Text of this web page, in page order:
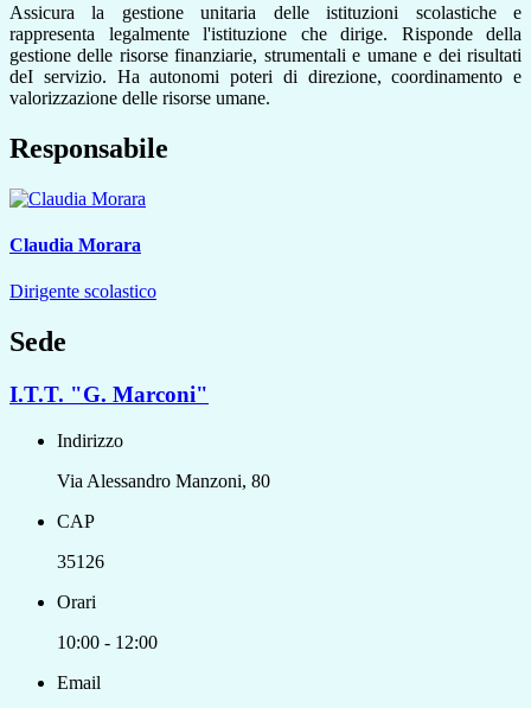
Assicura la gestione unitaria delle istituzioni scolastiche e
rappresenta legalmente l'istituzione che dirige. Risponde della
gestione delle risorse finanziarie, strumentali e umane e dei risultati
deI servizio. Ha autonomi poteri di direzione, coordinamento e
valorizzazione delle risorse umane.
Responsabile
Claudia Morara
Dirigente scolastico
Sede
I.T.T. "G. Marconi"
Indirizzo
Via Alessandro Manzoni, 80
CAP
35126
Orari
10:00 - 12:00
Email